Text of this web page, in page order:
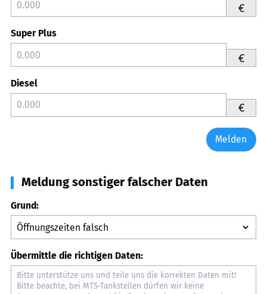
€
Super Plus
€
Diesel
€
Melden
Meldung sonstiger falscher Daten
Grund:
Übermittle die richtigen Daten: